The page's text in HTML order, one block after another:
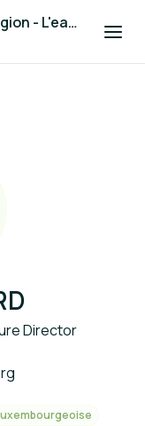
Boost your business in Greater Region - L'eau dans la construction en Grande Région 2025
Director